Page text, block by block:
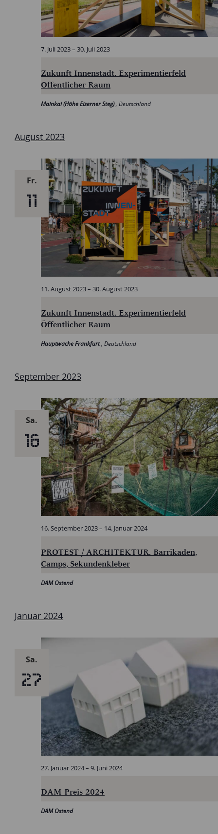
Zukunft Innenstadt. Experimentierfeld
Öffentlicher Raum
7. Juli 2023– 30. Juli 2023
Mainkai (Höhe Eiserner Steg), Deutschland
August 2023
Fr.
11
Zukunft Innenstadt. Experimentierfeld
Öffentlicher Raum
11. August 2023– 30. August 2023
Hauptwache Frankfurt, Deutschland
September 2023
Sa.
16
PROTEST / ARCHITEKTUR. Barrikaden,
Camps, Sekundenkleber
16. September 2023– 14. Januar 2024
DAM Ostend
Januar 2024
Sa.
27
DAM Preis 2024
27. Januar 2024– 9. Juni 2024
DAM Ostend